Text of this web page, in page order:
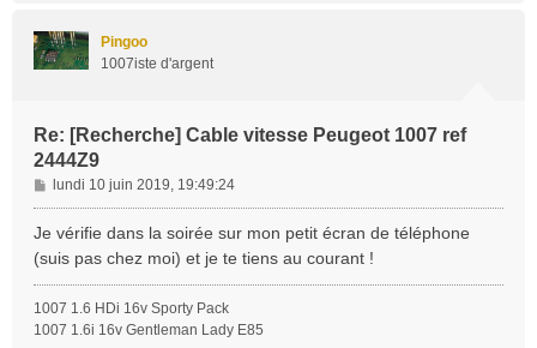
Pingoo
1007iste d'argent
Re: [Recherche] Cable vitesse Peugeot 1007 ref
2444Z9
M
e
s
e
lundi 10 juin 2019, 19:49:24
Je vérifie dans la soirée sur mon petit écran de téléphone
(suis pas chez moi) et je te tiens au courant !
1007 1.6 HDi 16v Sporty Pack
1007 1.6i 16v Gentleman Lady E85